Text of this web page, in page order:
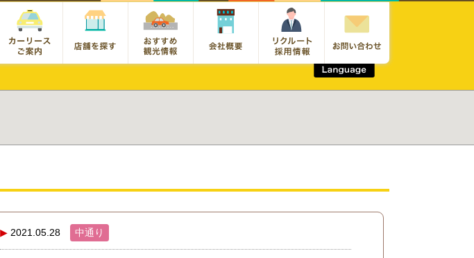
2021.05.28 中通り